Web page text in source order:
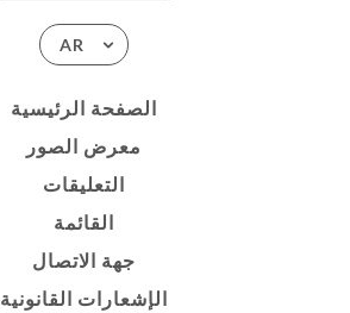
AR
الصفحة الرئيسية
معرض الصور
التعليقات
القائمة
جهة الاتصال
الإشعارات القانونية